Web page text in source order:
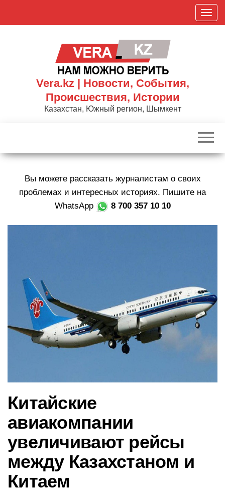
П
о
к
р
и
ю
Vera.kz | Новости, События,
Происшествия, Истории
Казахстан, Южный регион, Шымкент
Вы можете рассказать журналистам о своих
проблемах и интересных историях. Пишите на
WhatsApp
8 700 357 10 10
Китайские
авиакомпании
увеличивают рейсы
между Казахстаном и
Китаем